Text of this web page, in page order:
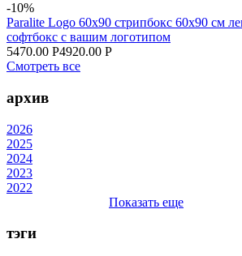
-10%
Paralite Logo 60x90 стрипбокс 60х90 см
софтбокс с вашим логотипом
5470.00 Р4920.00 Р
Смотреть все
архив
2026
2025
2024
2023
2022
Показать еще
тэги